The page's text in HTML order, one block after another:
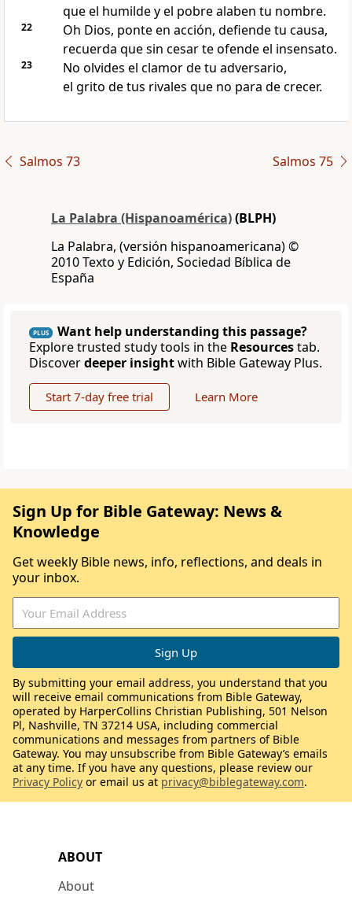
que el humilde y el pobre alaben tu nombre.
22
Oh Dios, ponte en acción, defiende tu causa,
recuerda que sin cesar te ofende el insensato.
23
No olvides el clamor de tu adversario,
el grito de tus rivales que no para de crecer.
Salmos 73 Salmos 75
La Palabra (Hispanoamérica)(BLPH)
La Palabra, (versión hispanoamericana) ©
2010 Texto y Edición, Sociedad Bíblica de
España
PLUS
Want help understanding this passage?
Explore trusted study tools in the Resourcestab.
Discoverdeeper insightwith Bible Gateway Plus.
Start 7-day free trial Learn More
ABOUT
About
Sign Up for Bible Gateway: News &
Knowledge
Get weekly Bible news, info, reflections, and deals in
your inbox.
By submitting your email address, you understand that you
will receive email communications from Bible Gateway,
operated by HarperCollins Christian Publishing, 501 Nelson
Pl, Nashville, TN 37214 USA, including commercial
communications and messages from partners of Bible
Gateway. You may unsubscribe from Bible Gateway’s emails
at any time. If you have any questions, please review our
Privacy Policy or email us at privacy@biblegateway.com.